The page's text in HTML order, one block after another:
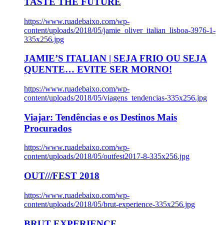
https://www.ruadebaixo.com/wp-
content/uploads/2018/05/jamie_oliver_italian_lisboa-3976-1-
335x256.jpg
JAMIE’S ITALIAN | SEJA FRIO OU SEJA
QUENTE… EVITE SER MORNO!
https://www.ruadebaixo.com/wp-
content/uploads/2018/05/viagens_tendencias-335x256.jpg
Viajar: Tendências e os Destinos Mais
Procurados
https://www.ruadebaixo.com/wp-
content/uploads/2018/05/outfest2017-8-335x256.jpg
OUT///FEST 2018
https://www.ruadebaixo.com/wp-
content/uploads/2018/05/brut-experience-335x256.jpg